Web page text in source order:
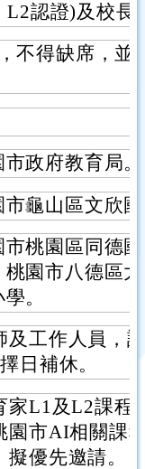
認證)及校長
不得缺席，並
政府教育局。
龜山區文欣
桃園區同德
園市八德區
。
及工作人員，
日補休。
家L1及L2課程
園市AI相關課
優先邀請。